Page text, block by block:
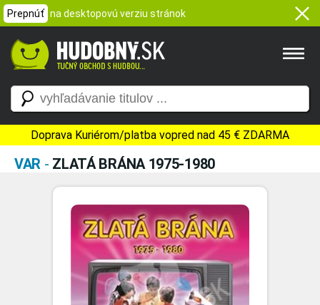
Prepnúť na desktopovú verziu stránok
Doprava Kuriérom/platba vopred nad 45 € ZDARMA
VAR - ZLATÁ BRÁNA 1975-1980